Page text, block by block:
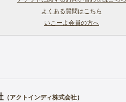
よくある質問はこちら
いこーよ会員の方へ
（アクトインディ株式会社）